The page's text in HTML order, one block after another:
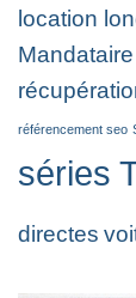
location
référencement seo
séries
directes